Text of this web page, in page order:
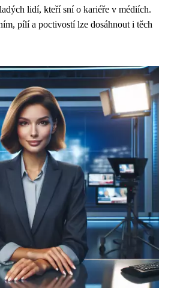
lidí, kteří sní o kariéře v médiích.
pílí a poctivostí lze dosáhnout i těch